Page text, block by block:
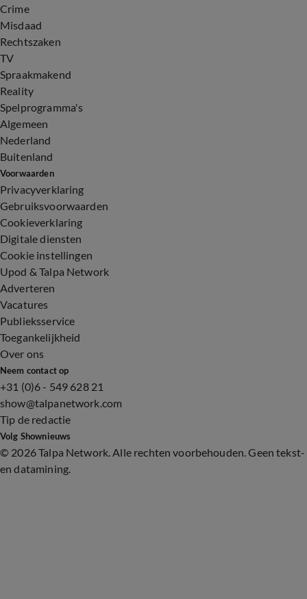
Crime
Misdaad
Rechtszaken
TV
Spraakmakend
Reality
Spelprogramma's
Algemeen
Nederland
Buitenland
Voorwaarden
Privacyverklaring
Gebruiksvoorwaarden
Cookieverklaring
Digitale diensten
Cookie instellingen
Upod & Talpa Network
Adverteren
Vacatures
Publieksservice
Toegankelijkheid
Over ons
Neem contact op
+31 (0)6 - 549 628 21
show@talpanetwork.com
Tip de redactie
Volg Shownieuws
© 2026 Talpa Network. Alle rechten voorbehouden. Geen tekst-
en datamining.